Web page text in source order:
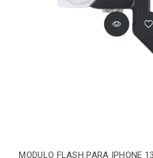
MODULO FLASH PARA IPHONE 13